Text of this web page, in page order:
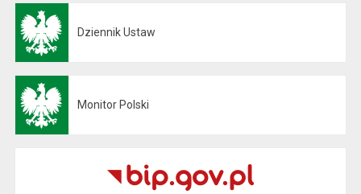
Dziennik Ustaw
Monitor Polski